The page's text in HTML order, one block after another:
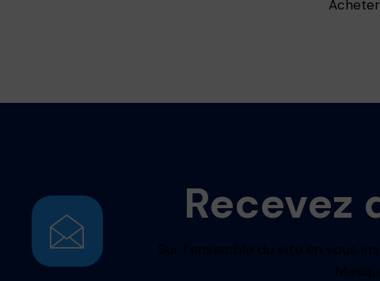
Recevez
Sur l’ensemble du site en vous